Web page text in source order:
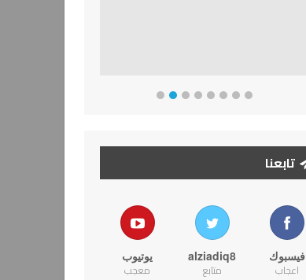
تابعنا
فيسبوك
اعجاب
alziadiq8
متابع
يوتيوب
معجب